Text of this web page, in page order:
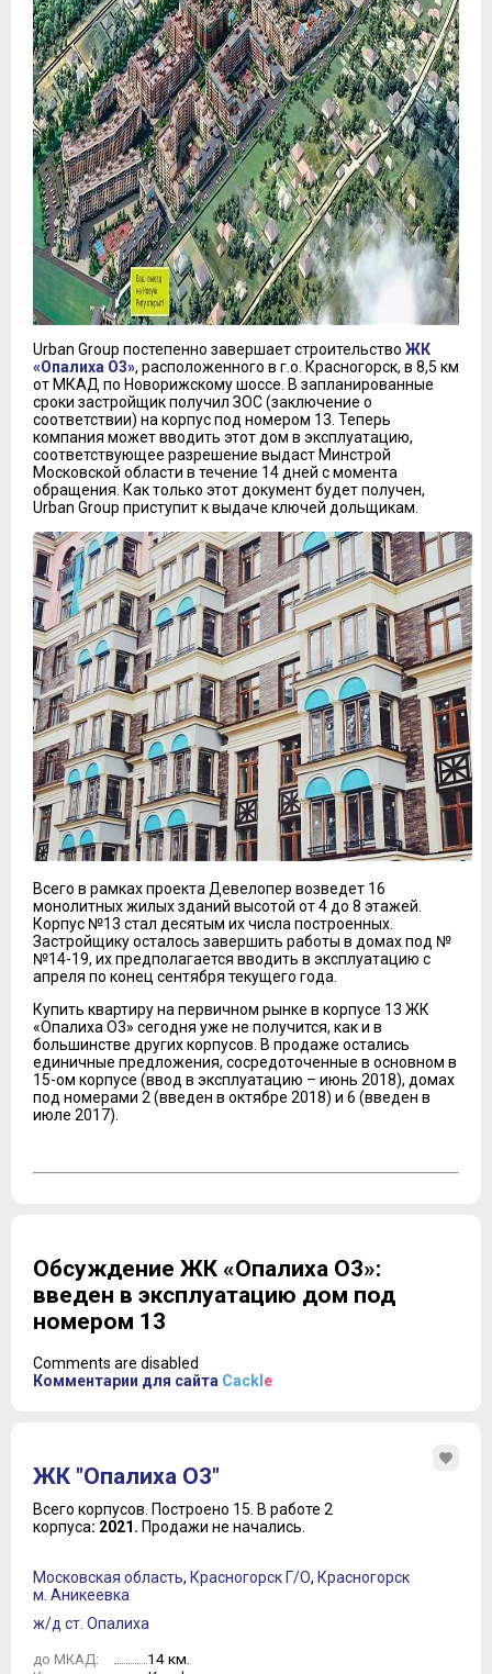
Urban Group постепенно завершает строительство ЖК
«Опалиха О3», расположенного в г.о. Красногорск, в 8,5 км
от МКАД по Новорижскому шоссе. В запланированные
сроки застройщик получил ЗОС (заключение о
соответствии) на корпус под номером 13. Теперь
компания может вводить этот дом в эксплуатацию,
соответствующее разрешение выдаст Минстрой
Московской области в течение 14 дней с момента
обращения. Как только этот документ будет получен,
Urban Group приступит к выдаче ключей дольщикам.
Всего в рамках проекта Девелопер возведет 16
монолитных жилых зданий высотой от 4 до 8 этажей.
Корпус №13 стал десятым их числа построенных.
Застройщику осталось завершить работы в домах под №
№14-19, их предполагается вводить в эксплуатацию с
апреля по конец сентября текущего года.
Купить квартиру на первичном рынке в корпусе 13 ЖК
«Опалиха О3» сегодня уже не получится, как и в
большинстве других корпусов. В продаже остались
единичные предложения, сосредоточенные в основном в
15-ом корпусе (ввод в эксплуатацию – июнь 2018), домах
под номерами 2 (введен в октябре 2018) и 6 (введен в
июле 2017).
Обсуждение ЖК «Опалиха О3»:
введен в эксплуатацию дом под
номером 13
Comments are disabled
Комментарии для сайта Cackl e
ЖК "Опалиха О3"
Всего корпусов. Построено 15. В работе 2
корпуса: 2021. Продажи не начались.
Московская область, Красногорск Г/О, Красногорск
м. Аникеевка
ж/д ст. Опалиха
до МКАД: 14 км.